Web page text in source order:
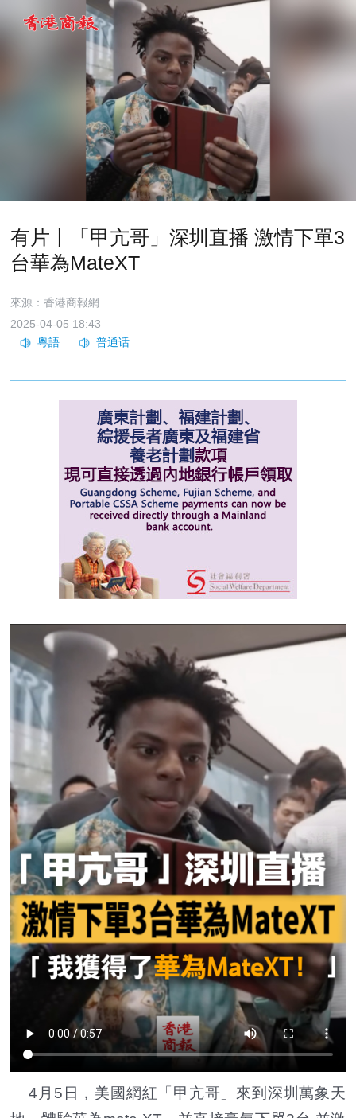
有片丨「甲亢哥」深圳直播 激情下單3
台華為MateXT
來源：香港商報網
2025-04-05 18:43
4月5日，美國網紅「甲亢哥」來到深圳萬象天